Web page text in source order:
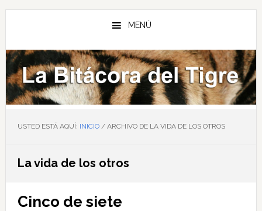
Saltar
principal
Saltar
barra
lateral
principal
Saltar
de
página
MENÚ
USTED ESTÁ AQUÍ: INICIO /ARCHIVO DE LA VIDA DE LOS OTROS
La vida de los otros
Cinco de siete